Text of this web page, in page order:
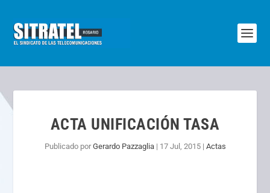
ACTA UNIFICACIÓN TASA
Publicado porGerardo Pazzaglia| 17 Jul, 2015| Actas